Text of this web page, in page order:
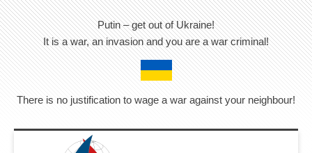
Putin – get out of Ukraine!
It is a war, an invasion and you are a war criminal!
There is no justification to wage a war against your neighbour!